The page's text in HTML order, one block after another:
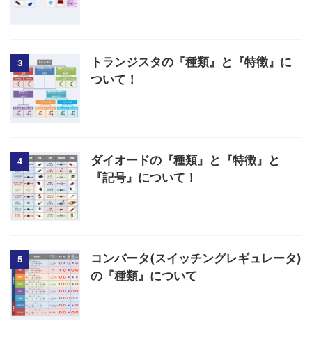
3
トランジスタの『種類』と『特徴』に
ついて！
4
ダイオードの『種類』と『特徴』と
『記号』について！
5
コンバータ(スイッチングレギュレータ)
の『種類』について